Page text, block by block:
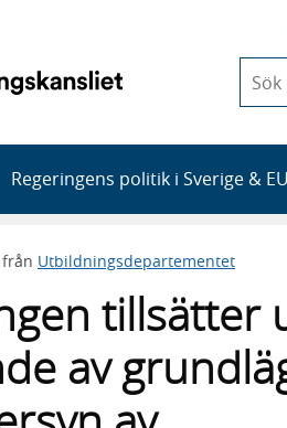
du
skriva
en
Regeringens politik i Sverige & EU
Utbildningsdepartementet
tillsätter
av